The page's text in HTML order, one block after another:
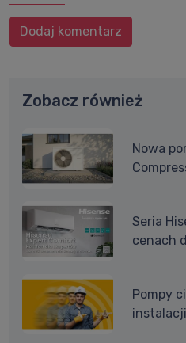
Dodaj komentarz
Zobacz również
Nowa
Seria
cenach
Pompy
instalacji